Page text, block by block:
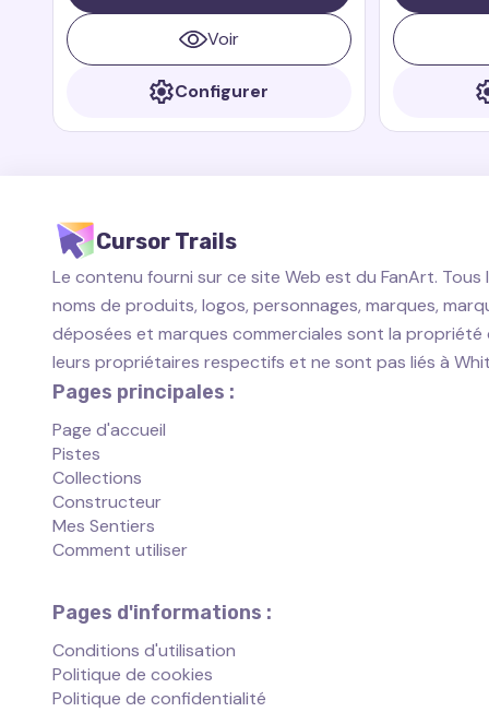
est devenu un favori de nombreux fans
grâce à ses aventures dans les livres et
films Paddington
Voir
Configurer
Teletubbies
Cursor Trails
Le contenu fourni sur ce site Web est du FanArt. Tous
noms de produits, logos, personnages, marques,
déposées et marques commerciales sont la propriété
leurs propriétaires respectifs et ne sont pas liés à
Pages principales :
Page d'accueil
Pistes
Collections
Constructeur
Mes Sentiers
Comment utiliser
Pages d'informations :
Conditions d'utilisation
Politique de cookies
Politique de confidentialité